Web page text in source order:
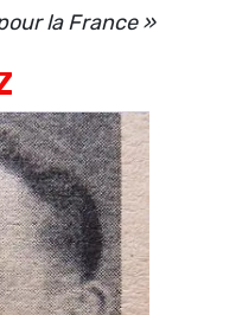
la France »